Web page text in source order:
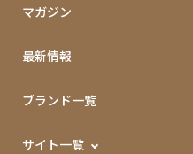
マガジン
最新情報
ブランド一覧
サイト一覧